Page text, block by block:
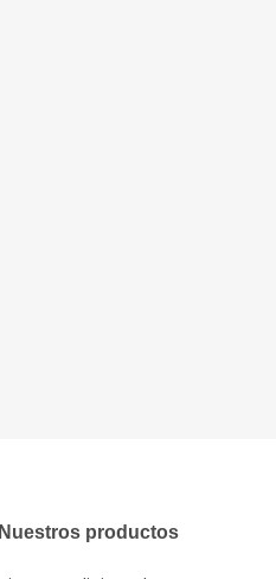
Nuestros productos